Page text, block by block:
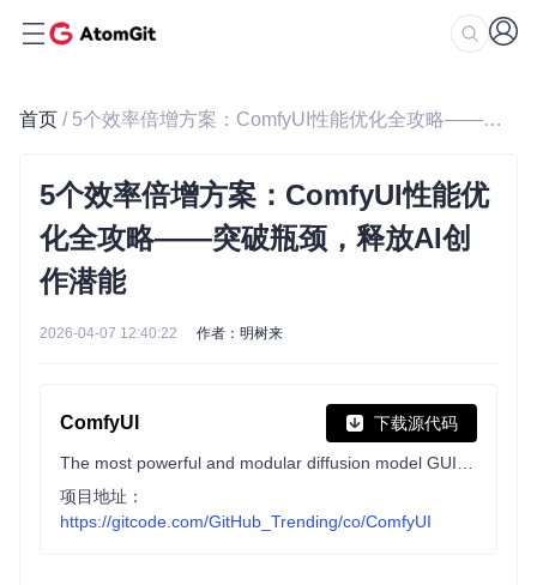
首页 / 5个效率倍增方案：ComfyUI性能优化全攻略——突破瓶颈，释放AI创作潜能
5个效率倍增方案：ComfyUI性能优
化全攻略——突破瓶颈，释放AI创
作潜能
2026-04-07 12:40:22 作者：明树来
ComfyUI 下载源代码
项目地址：
https://gitcode.com/GitHub_Trending/co/ComfyUI